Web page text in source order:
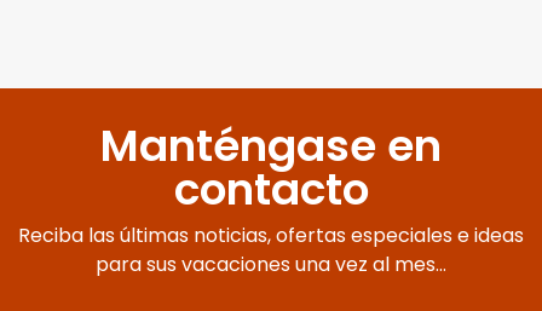
Manténgase en
contacto
Reciba las últimas noticias, ofertas especiales e ideas
para sus vacaciones una vez al mes...